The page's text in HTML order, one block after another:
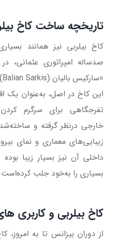
تاریخچه ساخت کاخ
کاخ بیلربی نیز همانند
صدساله امپراتوری عثمانی،
«سارکیس بالیان (Sarkis
Balian
این کاخ در اصل، به‌عنوان یک
تفرجگاهی برای سرگرم
خارجی درنظر گرفته و ساخته‌شد؛
زیبایی‌های معماری و نمای
داخلی آن نیز بسیار زیبا
بسیاری را به‌خود جلب
کاخ بیلربی و کاربری‌
از دوران بیزانس تا به امروز،